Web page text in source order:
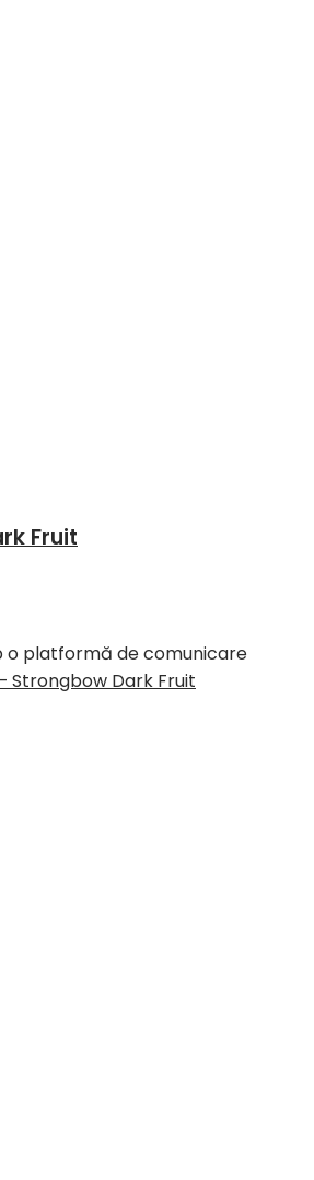
Fruit
o platformă de comunicare
Strongbow Dark Fruit